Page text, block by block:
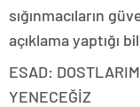
sığınmacıların
açıklama yaptığı
ESAD:
YENECEĞİZ